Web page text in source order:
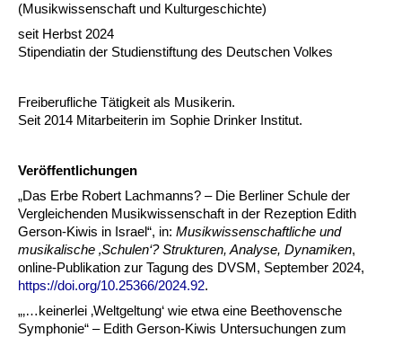
(Musikwissenschaft und Kulturgeschichte)
seit Herbst 2024
Stipendiatin der Studienstiftung des Deutschen Volkes
Freiberufliche Tätigkeit als Musikerin.
Seit 2014 Mitarbeiterin im Sophie Drinker Institut.
Veröffentlichungen
„Das Erbe Robert Lachmanns? – Die Berliner Schule der
Vergleichenden Musikwissenschaft in der Rezeption Edith
Gerson-Kiwis in Israel“, in: Musikwissenschaftliche und
musikalische ‚Schulen‘? Strukturen, Analyse, Dynamiken,
online-Publikation zur Tagung des DVSM, September 2024,
https://doi.org/10.25366/2024.92.
„‚…keinerlei ‚Weltgeltung‘ wie etwa eine Beethovensche
Symphonie“ – Edith Gerson-Kiwis Untersuchungen zum